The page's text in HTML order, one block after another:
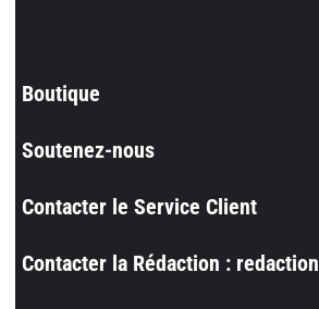
Boutique
Soutenez-nous
Contacter le Service Client
Contacter la Rédaction :